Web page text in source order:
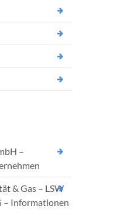
–
& Gas – LSW
– Informationen